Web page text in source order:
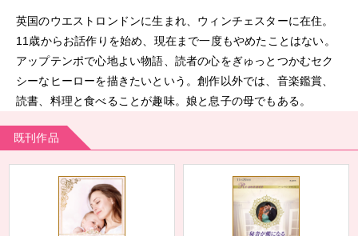
英国のウエストロンドンに生まれ、ウィンチェスターに在住。
11歳からお話作りを始め、現在まで一度もやめたことはない。
アップテンポで心地よい物語、読者の心をぎゅっとつかむセク
シーなヒーローを描きたいという。創作以外では、音楽鑑賞、
読書、料理と食べることが趣味。娘と息子の母でもある。
既刊作品